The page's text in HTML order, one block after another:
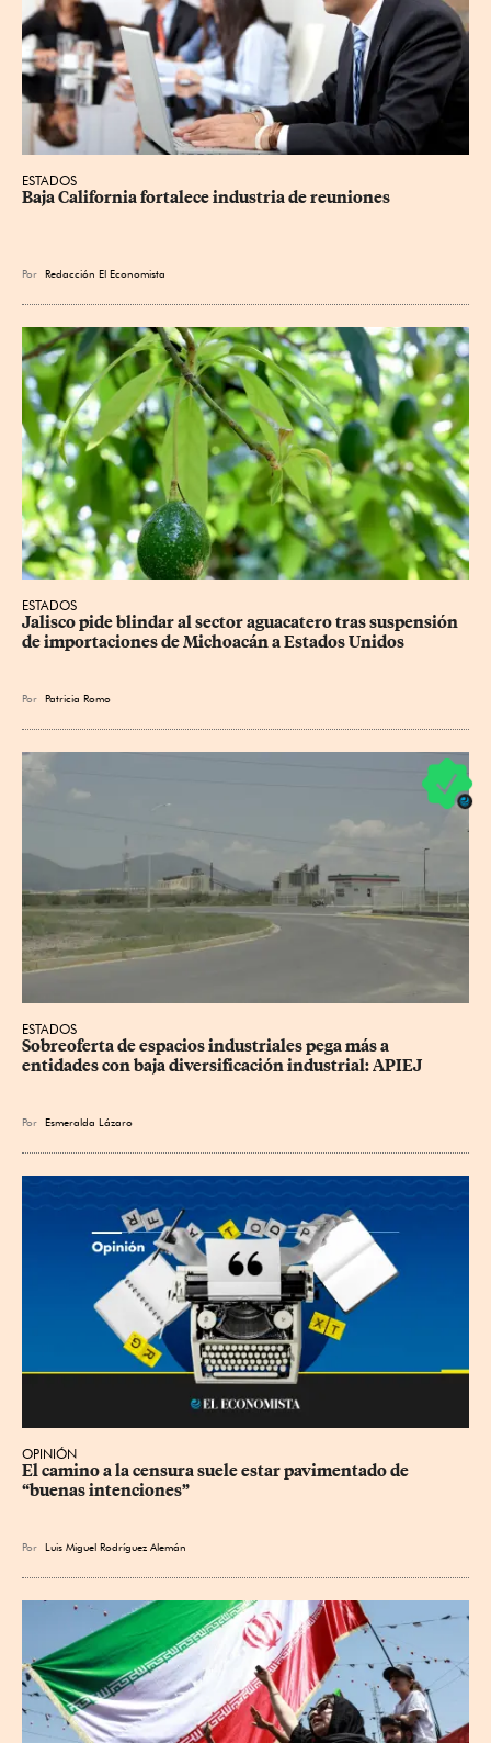
ESTADOS
Baja California fortalece industria de reuniones
Por Redacción El Economista
ESTADOS
Jalisco pide blindar al sector aguacatero tras suspensión
de importaciones de Michoacán a Estados Unidos
Por Patricia Romo
ESTADOS
Sobreoferta de espacios industriales pega más a
entidades con baja diversificación industrial: APIEJ
Por Esmeralda Lázaro
OPINIÓN
El camino a la censura suele estar pavimentado de
“buenas intenciones”
Por Luis Miguel Rodríguez Alemán